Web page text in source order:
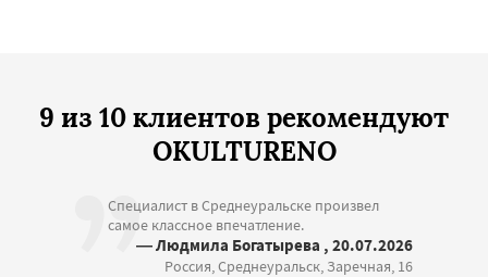
9 из 10 клиентов рекомендуют
OKULTURENO
Специалист в Среднеуральске произвел
самое классное впечатление.
— Людмила Богатырева , 20.07.2026
Россия, Среднеуральск, Заречная, 16